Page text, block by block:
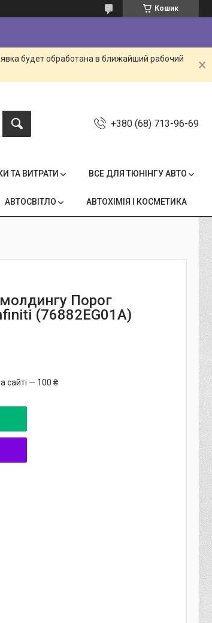
Кошик
будет обработана в ближайший рабочий
+380 (68) 713-96-69
ТА ВИТРАТИ ВСЕ ДЛЯ ТЮНІНГУ АВТО
АВТОСВІТЛО АВТОХІМІЯ І КОСМЕТИКА
Порог
(76882EG01A)
сайті — 100 ₴